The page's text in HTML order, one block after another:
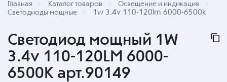
Главная Каталог товаров
Освещение и индикация
Светодиоды мощные
1w 3.4v 110-120lm 6000-6500k
Светодиод мощный 1W
3.4v 110-120LM 6000-
6500K арт.90149